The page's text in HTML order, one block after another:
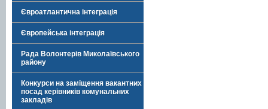
Євроатлантична інтеграція
Європейська інтеграція
Рада Волонтерів Миколаївського
району
Конкурси на заміщення вакантних
посад керівників комунальних
закладів